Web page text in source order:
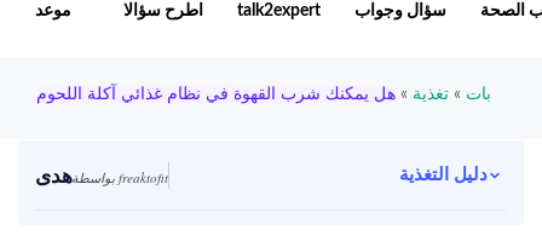
موعد اطرح سؤالا talk2expert سؤال وجواب الصحة
بات » تغذية » هل يمكنك شرب القهوة في نظام غذائي آكلة اللحوم
هدى بواسطة freaktofit دليل التغذية